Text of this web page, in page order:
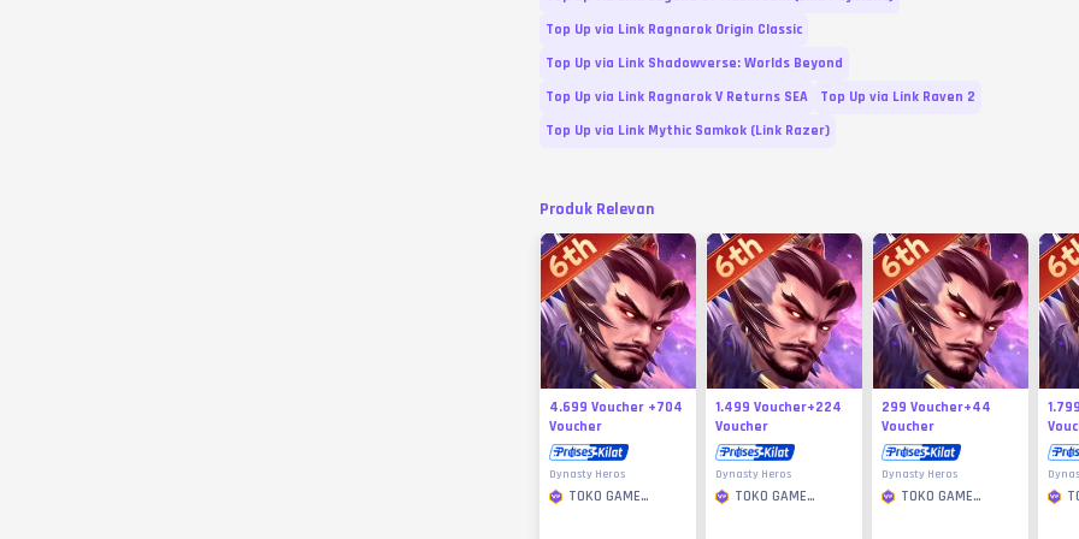
Top Up via Link Ragnarok Origin Classic
Top Up via Link Shadowverse: Worlds Beyond
Top Up via Link Ragnarok V Returns SEA
Top Up via Link Raven 2
Top Up via Link Mythic Samkok (Link Razer)
Produk Relevan
4.699 Voucher +704
Voucher
Dynasty Heros
TOKO GAME
1.499 Voucher+224
Voucher
Dynasty Heros
TOKO GAME
299 Voucher+44
Voucher
Dynasty Heros
TOKO GAME